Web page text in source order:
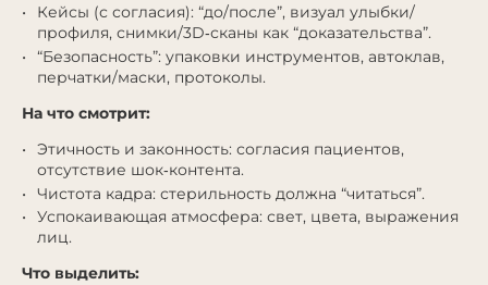
Кейсы (с согласия): “до/после”, визуал улыбки/
профиля, снимки/3D‑сканы как “доказательства”.
“Безопасность”: упаковки инструментов, автоклав,
перчатки/маски, протоколы.
На что смотрит:
Этичность и законность: согласия пациентов,
отсутствие шок‑контента.
Чистота кадра: стерильность должна “читаться”.
Успокаивающая атмосфера: свет, цвета, выражения
лиц.
Что выделить: